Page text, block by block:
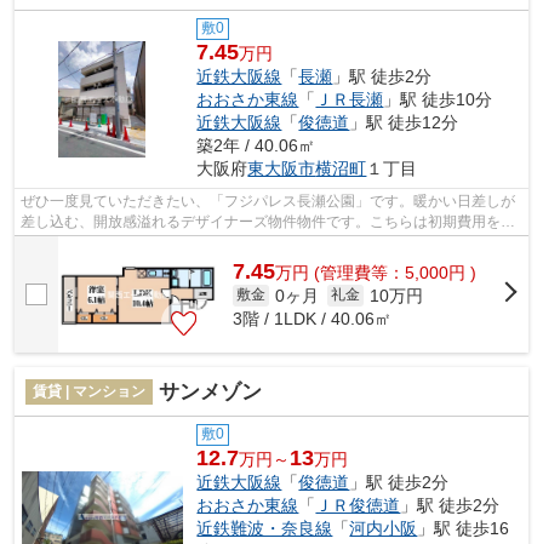
敷0
7.45万円
近鉄大阪線 「長瀬 」駅 徒歩2分
おおさか東線 「 ＪＲ長瀬 」駅 徒歩10分
近鉄大阪線 「俊徳道 」駅 徒歩12分
築2年 / 40.06㎡
大阪府東大阪市横沼町 １丁目
ぜひ一度見ていただきたい、「フジパレス長瀬公園」です。暖かい日差しが
差し込む、開放感溢れるデザイナーズ物件物件です。こちらは初期費用をカ
7.45万円 (管理費等：5,000円 )
敷金 0ヶ月 礼金
10万円
3階 / 1LDK / 40.06㎡
賃貸 | マンション サンメゾン
敷0
12.7万円～ 13万円
近鉄大阪線 「俊徳道 」駅 徒歩2分
おおさか東線 「 ＪＲ俊徳道 」駅 徒歩2分
近鉄難波・奈良線 「河内小阪 」駅 徒歩16